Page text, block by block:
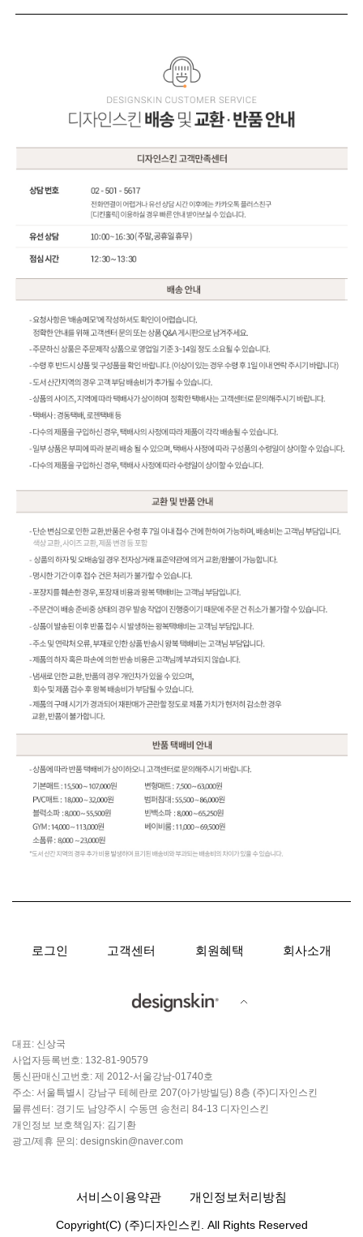
로그인 고객센터 회원혜택 회사소개
대표: 신상국
사업자등록번호: 132-81-90579
통신판매신고번호: 제 2012-서울강남-01740호
주소: 서울특별시 강남구 테헤란로 207(아가방빌딩) 8층 (주)디자인스킨
물류센터: 경기도 남양주시 수동면 송천리 84-13 디자인스킨
개인정보 보호책임자: 김기환
광고/제휴 문의: designskin@naver.com
서비스이용약관 개인정보처리방침
Copyright(C) (주)디자인스킨. All Rights Reserved